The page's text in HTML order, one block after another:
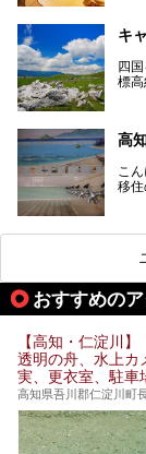
ぜ
キ
四
標高
が
帰
中
な
メ
な
り
もし
そ
高
こ
移住
高
か
舗
規模
て
Kで
それ
おすすめの
【高知・仁淀川
透明の舟、水上カ
実、更衣室、駐車
高知県吾川郡仁淀川町